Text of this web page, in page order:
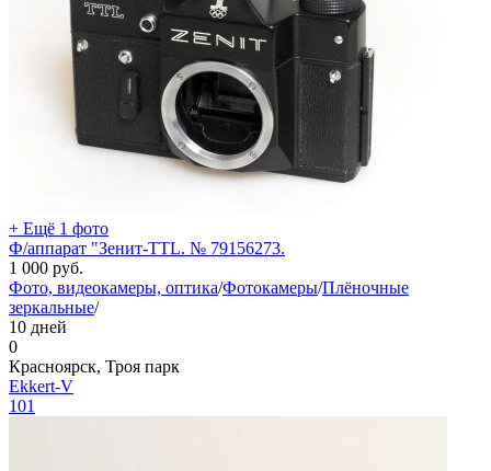
+ Ещё 1 фото
Ф/аппарат "Зенит-TTL. № 79156273.
1 000 руб.
Фото, видеокамеры, оптика/Фотокамеры/Плёночные
зеркальные/
10 дней
0
Красноярск, Троя парк
Ekkert-V
101